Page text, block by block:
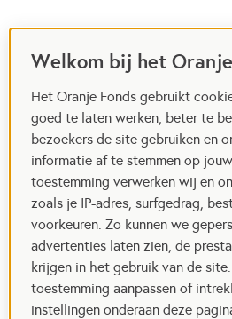
Welkom bij het
Het Oranje Fonds gebruikt
goed te laten werken, beter te
bezoekers de site gebruiken en
informatie af te stemmen op
toestemming verwerken wij en
zoals je IP-adres, surfgedrag,
voorkeuren. Zo kunnen we
advertenties laten zien, de
krijgen in het gebruik van de
toestemming aanpassen of
instellingen onderaan deze